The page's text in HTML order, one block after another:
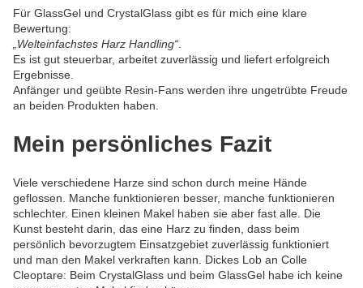
Für GlassGel und CrystalGlass gibt es für mich eine klare
Bewertung:
„Welteinfachstes Harz Handling“
Es ist gut steuerbar, arbeitet zuverlässig und liefert erfolgreich
Ergebnisse.
Anfänger und geübte Resin-Fans werden ihre ungetrübte Freude
an beiden Produkten haben.
Mein persönliches Fazit
Viele verschiedene Harze sind schon durch meine Hände
geflossen. Manche funktionieren besser, manche funktionieren
schlechter. Einen kleinen Makel haben sie aber fast alle. Die
Kunst besteht darin, das eine Harz zu finden, dass beim
persönlich bevorzugtem Einsatzgebiet zuverlässig funktioniert
und man den Makel verkraften kann. Dickes Lob an Colle
Cleoptare: Beim CrystalGlass und beim GlassGel habe ich keine